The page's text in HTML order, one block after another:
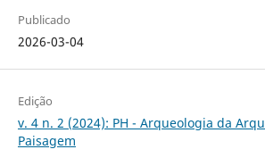
Publicado
2026-03-04
Edição
v. 4 n. 2 (2024): PH - Arqueologia da
Paisagem